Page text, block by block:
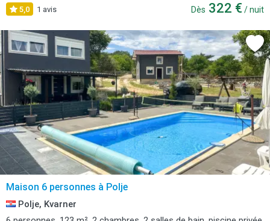
5,0 1 avis Dès 322 € / nuit
Maison 6 personnes à Polje
Polje, Kvarner